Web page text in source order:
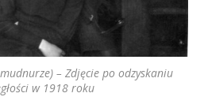
– Zdjęcie po odzyskaniu
w 1918 roku